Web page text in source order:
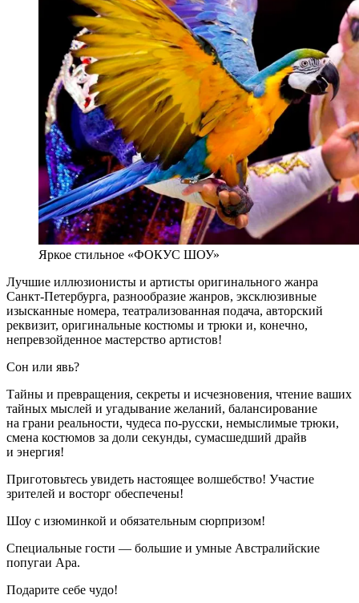
Яркое стильное «ФОКУС ШОУ»
Лучшие иллюзионисты и артисты оригинального жанра
Санкт-Петербурга, разнообразие жанров, эксклюзивные
изысканные номера, театрализованная подача, авторский
реквизит, оригинальные костюмы и трюки и, конечно,
непревзойденное мастерство артистов!
Сон или явь?
Тайны и превращения, секреты и исчезновения, чтение ваших
тайных мыслей и угадывание желаний, балансирование
на грани реальности, чудеса по-русски, немыслимые трюки,
смена костюмов за доли секунды, сумасшедший драйв
и энергия!
Приготовьтесь увидеть настоящее волшебство! Участие
зрителей и восторг обеспечены!
Шоу с изюминкой и обязательным сюрпризом!
Специальные гости — большие и умные Австралийские
попугаи Ара.
Подарите себе чудо!